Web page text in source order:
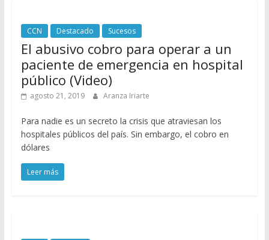
CCN Destacado Sucesos
El abusivo cobro para operar a un
paciente de emergencia en hospital
público (Video)
agosto 21, 2019 Aranza Iriarte
Para nadie es un secreto la crisis que atraviesan los
hospitales públicos del país. Sin embargo, el cobro en
dólares
Leer más